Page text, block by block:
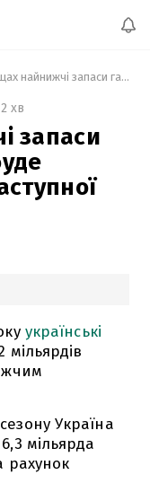
У сховищах найнижчі запаси газу за 11 років: чи буде Україна готова до наступної зими
2 хв
запаси
українські
мільярдів
Україна
мільярда
рахунок